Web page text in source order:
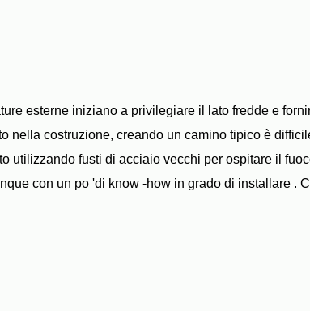
esterne iniziano a privilegiare il lato fredde e
nella costruzione, creando un camino tipico è
utilizzando fusti di acciaio vecchi per ospitare il
con un po 'di know -how in grado di installare .